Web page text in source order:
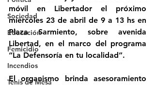
Sociedad
Educación
Femicidio
Incendios
Tenis de Mesa
móvil en Libertador el próximo
miércoles 23 de abril de 9 a 13 hs en
Plaza Sarmiento, sobre avenida
Libertad, en el marco del programa
“La Defensoría en tu localidad”.
El organismo brinda asesoramiento